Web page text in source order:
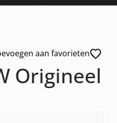
aan favorieten
Origineel